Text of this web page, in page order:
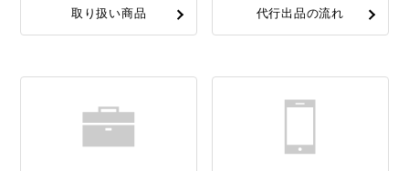
取り扱い商品 代行出品の流れ